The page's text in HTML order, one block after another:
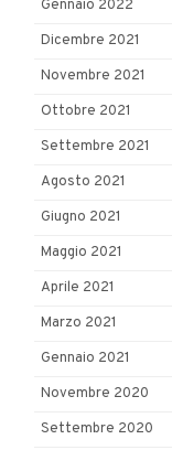
Gennaio 2022
Dicembre 2021
Novembre 2021
Ottobre 2021
Settembre 2021
Agosto 2021
Giugno 2021
Maggio 2021
Aprile 2021
Marzo 2021
Gennaio 2021
Novembre 2020
Settembre 2020